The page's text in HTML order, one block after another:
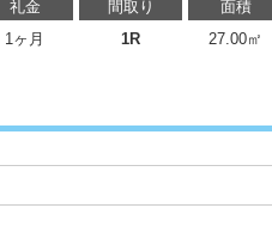
礼金 間取り 面積
1ヶ月 1R 27.00㎡